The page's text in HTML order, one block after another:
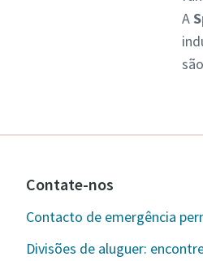
A
Contate-nos
Contacto de emergência
Divisões de aluguer: